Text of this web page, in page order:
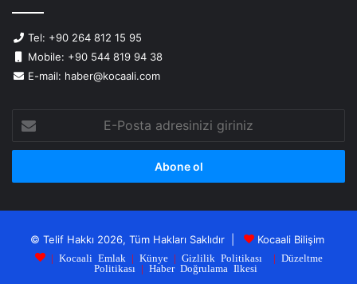
Tel: +90 264 812 15 95
Mobile: +90 544 819 94 38
E-mail: haber@kocaali.com
Posta
adresinizi
© Telif Hakkı 2026, Tüm Hakları Saklıdır | Kocaali Bilişim
| Kocaali Emlak | Künye| Gizlilik Politikası | Düzeltme
Politikası | Haber Doğrulama Ilkesi